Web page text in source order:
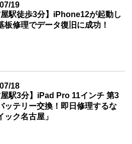
19
屋駅徒歩3分】iPhone12が起動し
修理でデータ復旧に成功！
18
屋駅3分】iPad Pro 11インチ 第3
ッテリー交換！即日修理するな
ック名古屋」